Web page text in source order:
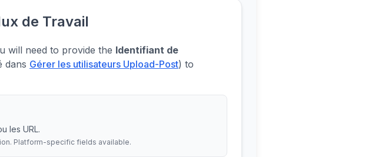
de Travail
will need to provide the Identifiant de
dans Gérer les utilisateurs Upload-Post) to
les URL.
Platform-specific fields available.